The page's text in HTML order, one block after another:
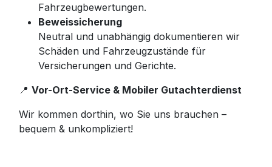
Fahrzeugbewertungen.
Beweissicherung
Neutral und unabhängig dokumentieren wir
Schäden und Fahrzeugzustände für
Versicherungen und Gerichte.
📍 Vor-Ort-Service & Mobiler Gutachterdienst
Wir kommen dorthin, wo Sie uns brauchen –
bequem & unkompliziert!